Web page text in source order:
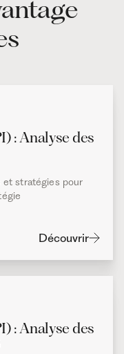
: Analyse des
stratégies pour
Découvrir
: Analyse des